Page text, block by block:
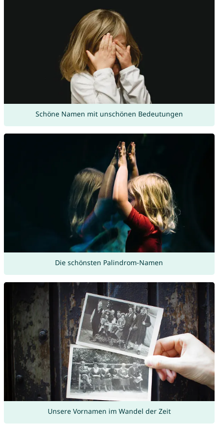
Schöne Namen mit unschönen Bedeutungen
Die schönsten Palindrom-Namen
Unsere Vornamen im Wandel der Zeit